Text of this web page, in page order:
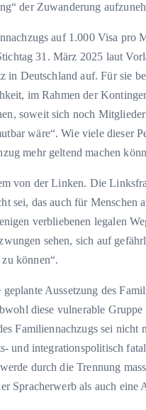
der Zuwanderung
auf 1.000 Visa pro
31. März 2025 laut
in Deutschland auf. Für sie
im Rahmen der
soweit sich noch
wäre“. Wie viele dieser
mehr geltend machen
von der Linken. Die
sei, das auch für Menschen
verbliebenen legalen
sehen, sich auf
können“.
Aussetzung des
diese vulnerable
Familiennachzugs sei
und integrationspolitisch
durch die Trennung
Spracherwerb als auch eine